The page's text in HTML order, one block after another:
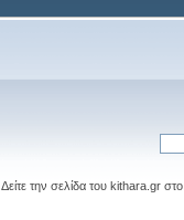
Δείτε την σελίδα του kithara.gr στο